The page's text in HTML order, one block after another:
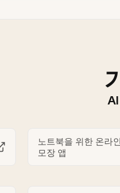
노트북을 위한 온라
모장 앱